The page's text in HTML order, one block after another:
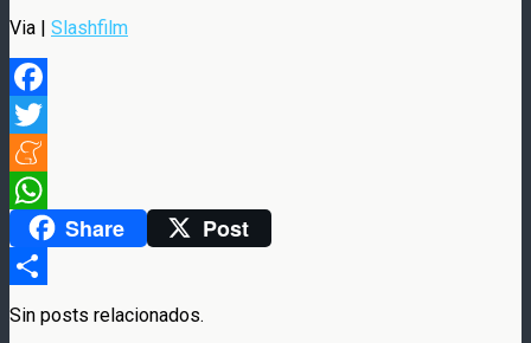
Via | Slashfilm
Facebook
Twitter
Meneame
WhatsAppShare Post
Compartir
Sin posts relacionados.